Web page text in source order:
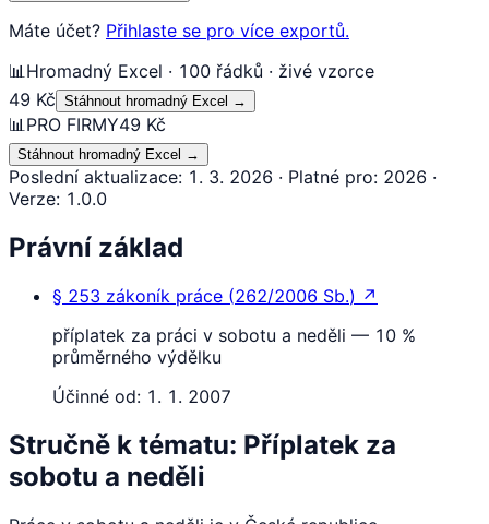
Máte účet? Přihlaste se pro více exportů.
📊 Hromadný Excel · 100 řádků · živé vzorce
49 Kč Stáhnout hromadný Excel →
📊 PRO FIRMY49 Kč
Stáhnout hromadný Excel →
Poslední aktualizace: 1. 3. 2026 · Platné pro: 2026 ·
Verze: 1.0.0
Právní základ
§ 253 zákoník práce (262/2006 Sb.) ↗
příplatek za práci v sobotu a neděli — 10 %
průměrného výdělku
Účinné od: 1. 1. 2007
Stručně k tématu: Příplatek za
sobotu a neděli